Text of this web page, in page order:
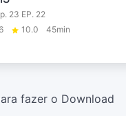
23 EP. 22
10.0 45min
fazer o Download